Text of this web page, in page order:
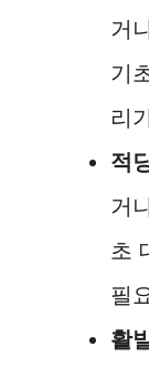
거
기
리
적
거
초
필
활